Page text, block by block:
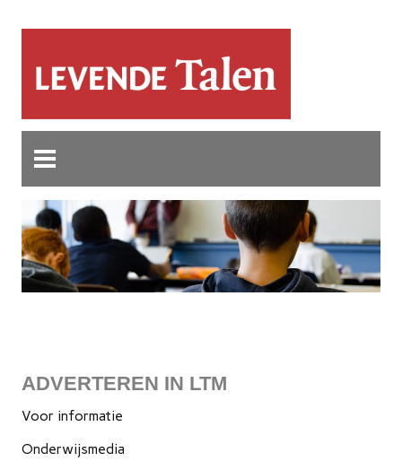
ADVERTEREN IN LTM
Voor informatie
Onderwijsmedia